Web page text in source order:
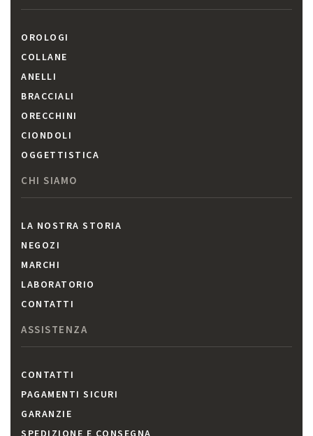
OROLOGI
COLLANE
ANELLI
BRACCIALI
ORECCHINI
CIONDOLI
OGGETTISTICA
CHI SIAMO
LA NOSTRA STORIA
NEGOZI
MARCHI
LABORATORIO
CONTATTI
ASSISTENZA
CONTATTI
PAGAMENTI SICURI
GARANZIE
SPEDIZIONE E CONSEGNA